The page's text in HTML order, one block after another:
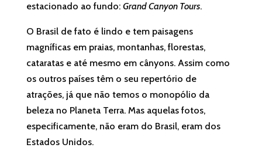
estacionado ao fundo: Grand Canyon Tours.
O Brasil de fato é lindo e tem paisagens
magníficas em praias, montanhas, florestas,
cataratas e até mesmo em cânyons. Assim como
os outros países têm o seu repertório de
atrações, já que não temos o monopólio da
beleza no Planeta Terra. Mas aquelas fotos,
especificamente, não eram do Brasil, eram dos
Estados Unidos.